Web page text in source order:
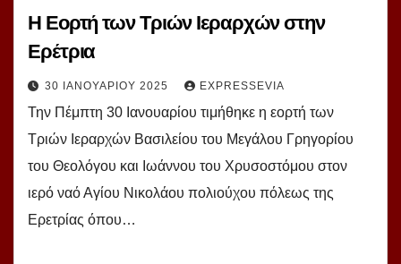
Η Εορτή των Τριών Ιεραρχών στην
Ερέτρια
30 ΙΑΝΟΥΑΡΊΟΥ 2025 EXPRESSEVIA
Την Πέμπτη 30 Ιανουαρίου τιμήθηκε η εορτή των
Τριών Ιεραρχών Βασιλείου του Μεγάλου Γρηγορίου
του Θεολόγου και Ιωάννου του Χρυσοστόμου στον
ιερό ναό Αγίου Νικολάου πολιούχου πόλεως της
Ερετρίας όπου…